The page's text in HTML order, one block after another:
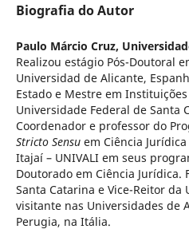
Biografia do Autor
Paulo Márcio Cruz,
Realizou estágio Pós-Doutoral
Universidad de Alicante,
Estado e Mestre em
Universidade Federal de Santa
Coordenador e professor do
Stricto Sensuem Ciência
Itajaí – UNIVALI em seus
Doutorado em Ciência Jurídica.
Santa Catarina e Vice-Reitor da
visitante nas Universidades de
Perugia, na Itália.